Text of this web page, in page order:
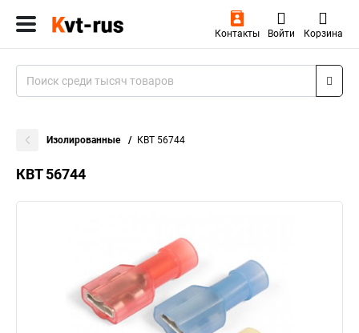
Контакты Войти Корзина
Изолированные КВТ 56744
КВТ 56744